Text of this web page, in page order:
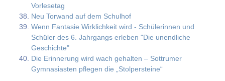
Vorlesetag
Neu Torwand auf dem Schulhof
Wenn Fantasie Wirklichkeit wird - Schülerinnen und
Schüler des 6. Jahrgangs erleben "Die unendliche
Geschichte"
Die Erinnerung wird wach gehalten – Sottrumer
Gymnasiasten pflegen die „Stolpersteine“